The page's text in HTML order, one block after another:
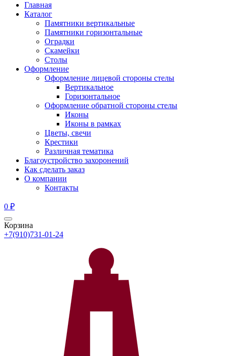
Главная
Каталог
Памятники вертикальные
Памятники горизонтальные
Оградки
Скамейки
Столы
Оформление
Оформление лицевой стороны стелы
Вертикальное
Горизонтальное
Оформление обратной стороны стелы
Иконы
Иконы в рамках
Цветы, свечи
Крестики
Различная тематика
Благоустройство захоронений
Как сделать заказ
О компании
Контакты
0 ₽
Корзина
+7(910)731-01-24